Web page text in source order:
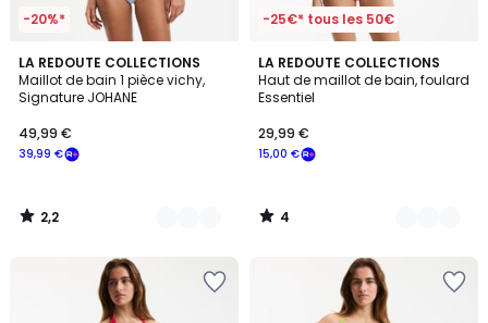
-20%*
LA REDOUTE COLLECTIONS
Maillot de bain 1 pièce vichy,
Signature JOHANE
39,99 €
49,99 €
2,2
/ 5
2
Couleurs
2,2
/
-25€* tous les 50€
LA REDOUTE COLLECTIONS
Haut de maillot de bain, foulard
Essentiel
15,00 €
29,99 €
4
/
5
2
Couleurs
4
/